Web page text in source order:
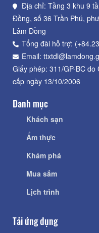
Địa chỉ: Tầng 3 khu 9
Đồng, số 36 Trần Phú,
Lâm Đồng
Tổng đài hỗ trợ:
Email:
Giấy phép: 311/GP-BC
cấp ngày 13/10/2006
Danh mục
Khách sạn
Ẩm thực
Khám phá
Mua sắm
Lịch trình
Tải ứng dụng